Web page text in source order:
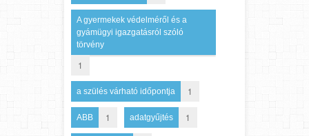
A gyermekek védelméről és a
gyámügyi igazgatásról szóló
törvény
1
a szülés várható időpontja 1
ABB 1 adatgyűjtés 1